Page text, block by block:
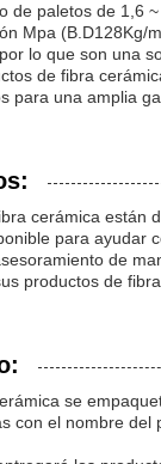
de paletos de 1,6
Mpa
lo que son una
de fibra
para una amplia
cerámica están
para ayudar
de
productos de
se
con el nombre del